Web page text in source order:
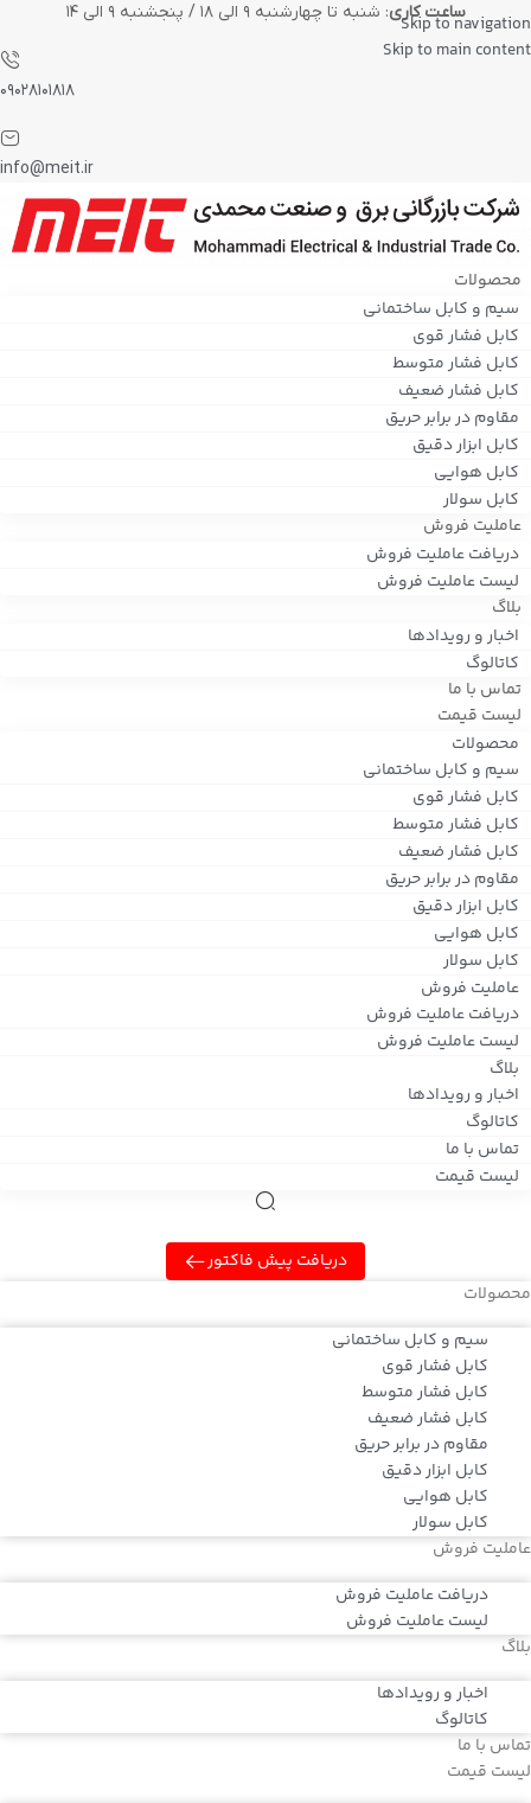
Skip to navigation
Skip to main content
ساعت کاری: شنبه تا چهارشنبه ۹ الی ۱۸ / پنجشنبه ۹ الی ۱۴
۰۹۰۲۸۱۰۱۸۱۸
info@meit.ir
محصولات
سیم و کابل ساختمانی
کابل فشار قوی
کابل فشار متوسط
کابل فشار ضعیف
مقاوم در برابر حریق
کابل ابزار دقیق
کابل هوایی
کابل سولار
عاملیت فروش
دریافت عاملیت فروش
لیست عاملیت فروش
بلاگ
اخبار و رویدادها
کاتالوگ
تماس با ما
لیست قیمت
محصولات
سیم و کابل ساختمانی
کابل فشار قوی
کابل فشار متوسط
کابل فشار ضعیف
مقاوم در برابر حریق
کابل ابزار دقیق
کابل هوایی
کابل سولار
عاملیت فروش
دریافت عاملیت فروش
لیست عاملیت فروش
بلاگ
اخبار و رویدادها
کاتالوگ
تماس با ما
لیست قیمت
دریافت پیش فاکتور
محصولات
سیم و کابل ساختمانی
کابل فشار قوی
کابل فشار متوسط
کابل فشار ضعیف
مقاوم در برابر حریق
کابل ابزار دقیق
کابل هوایی
کابل سولار
عاملیت فروش
دریافت عاملیت فروش
لیست عاملیت فروش
بلاگ
اخبار و رویدادها
کاتالوگ
تماس با ما
لیست قیمت